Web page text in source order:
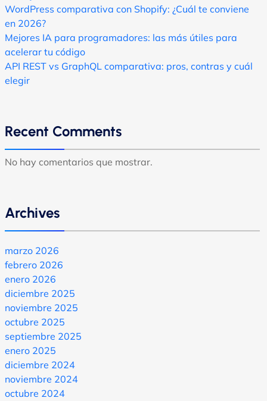
WordPress comparativa con Shopify: ¿Cuál te conviene
en 2026?
Mejores IA para programadores: las más útiles para
acelerar tu código
API REST vs GraphQL comparativa: pros, contras y cuál
elegir
Recent Comments
No hay comentarios que mostrar.
Archives
marzo 2026
febrero 2026
enero 2026
diciembre 2025
noviembre 2025
octubre 2025
septiembre 2025
enero 2025
diciembre 2024
noviembre 2024
octubre 2024